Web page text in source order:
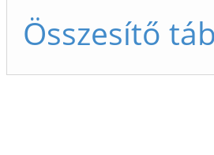
Összesítő